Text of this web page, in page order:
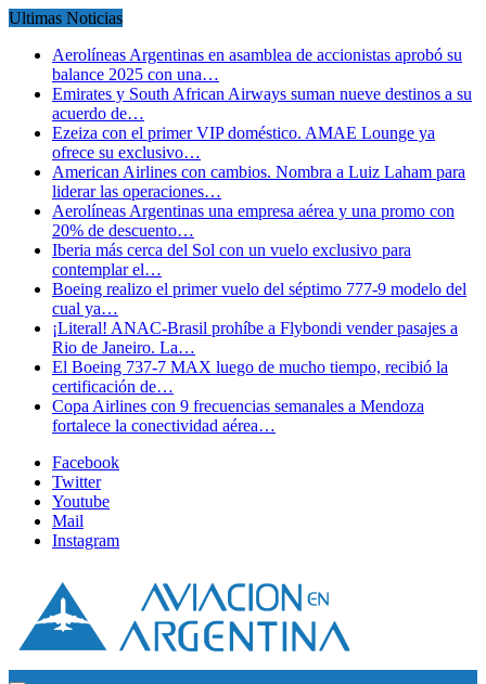
Ultimas Noticias
Aerolíneas Argentinas en asamblea de accionistas aprobó su
balance 2025 con una…
Emirates y South African Airways suman nueve destinos a su
acuerdo de…
Ezeiza con el primer VIP doméstico. AMAE Lounge ya
ofrece su exclusivo…
American Airlines con cambios. Nombra a Luiz Laham para
liderar las operaciones…
Aerolíneas Argentinas una empresa aérea y una promo con
20% de descuento…
Iberia más cerca del Sol con un vuelo exclusivo para
contemplar el…
Boeing realizo el primer vuelo del séptimo 777-9 modelo del
cual ya…
¡Literal! ANAC-Brasil prohíbe a Flybondi vender pasajes a
Rio de Janeiro. La…
El Boeing 737-7 MAX luego de mucho tiempo, recibió la
certificación de…
Copa Airlines con 9 frecuencias semanales a Mendoza
fortalece la conectividad aérea…
Facebook
Twitter
Youtube
Mail
Instagram